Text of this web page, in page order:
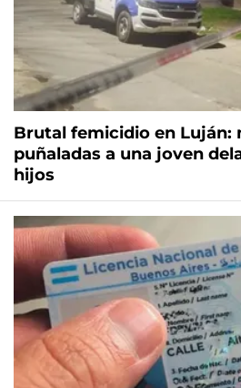
Brutal femicidio en Luján:
puñaladas a una joven
hijos